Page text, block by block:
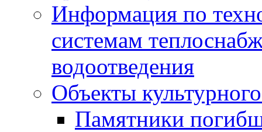
Информация по
системам
водоотведения
Объекты
Памятники